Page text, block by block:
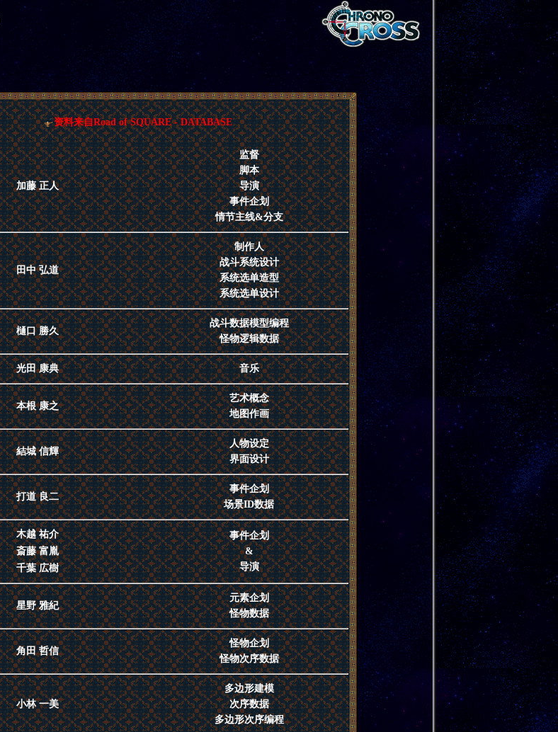
资料来自Road of SQUARE - DATABASE
加藤 正人
监督
脚本
导演
事件企划
情节主线&分支
田中 弘道
制作人
战斗系统设计
系统选单造型
系统选单设计
樋口 勝久
战斗数据模型编程
怪物逻辑数据
光田 康典 音乐
本根 康之
艺术概念
地图作画
結城 信輝
人物设定
界面设计
打道 良二
事件企划
场景ID数据
木越 祐介
事件企划
&
导演
斎藤 富胤
千葉 広樹
星野 雅紀
元素企划
怪物数据
角田 哲信
怪物企划
怪物次序数据
小林 一美
多边形建模
次序数据
多边形次序编程